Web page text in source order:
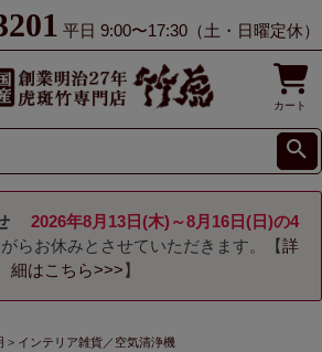
平日 9:00〜17:30（土・日曜定休）
カート
2026年8月13日(木)～8月16日(日)の4
らお休みとさせていただきます。【詳
細はこちら>>> 】
インテリア雑貨／空気清浄機